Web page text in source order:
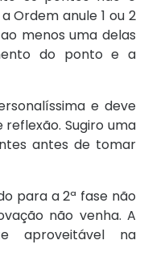
Ordem anule 1 ou 2
menos uma delas
do ponto e a
e deve
Sugiro uma
antes de tomar
para a 2ª fase não
não venha. A
aproveitável na